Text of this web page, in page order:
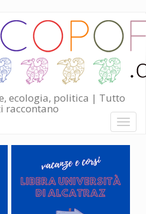
ecologia, politica | Tutto
raccontano
Toggle